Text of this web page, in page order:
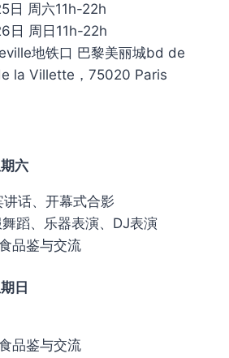
日 周六11h-22h
日 周日11h-22h
地铁口 巴黎美丽城bd de
la Villette，75020 Paris
六
话、开幕式合影
蹈、乐器表演、DJ表演
品鉴与交流
日
品鉴与交流